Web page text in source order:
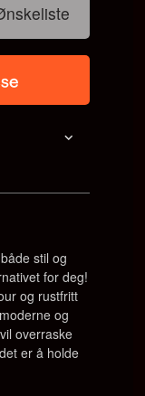
stil og
for deg!
og rustfritt
og
overraske
er å holde